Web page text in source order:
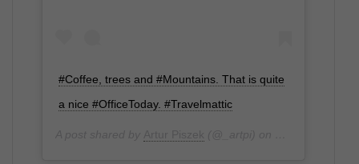
#Coffee, trees and #Mountains. That is quite
a nice #OfficeToday. #Travelmattic